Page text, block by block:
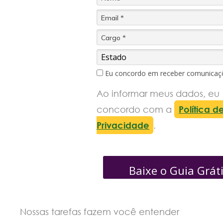
Eu concordo em receber
Ao informar meus dados, eu
concordo com a
Política
Privacidade .
Baixe o Guia
Nossas tarefas fazem você entender